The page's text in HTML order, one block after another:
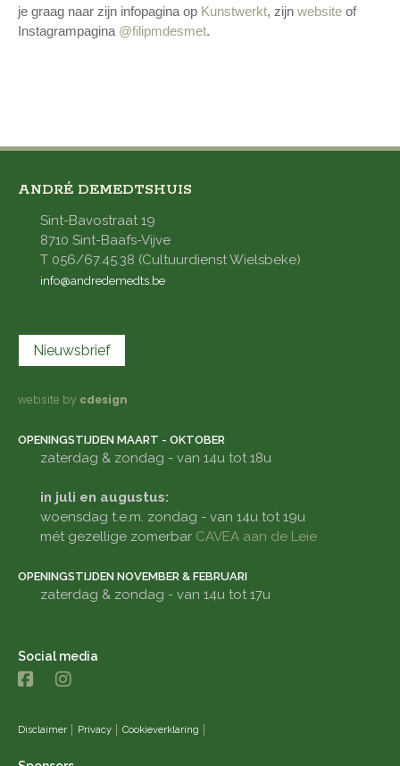
je graag naar zijn infopagina op Kunstwerkt, zijn website of
Instagrampagina @filipmdesmet.
ANDRÉ DEMEDTSHUIS
Sint-Bavostraat 19
8710 Sint-Baafs-Vijve
T 056/67.45.38 (Cultuurdienst Wielsbeke)
info@andredemedts.be
Nieuwsbrief
website by cdesign
OPENINGSTIJDEN MAART - OKTOBER
zaterdag & zondag - van 14u tot 18u
in juli en augustus:
woensdag t.e.m. zondag - van 14u tot 19u
mét gezellige zomerbar CAVEA aan de Leie
OPENINGSTIJDEN NOVEMBER & FEBRUARI
zaterdag & zondag - van 14u tot 17u
Social media
Disclaimer Privacy Cookieverklaring